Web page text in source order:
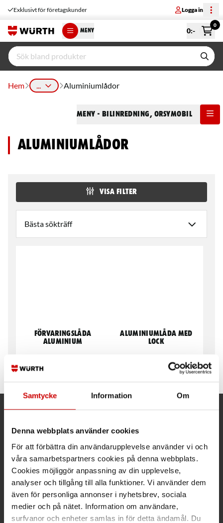
Samtycke Information Om
Denna webbplats använder cookies
För att förbättra din användarupplevelse använder vi och
våra samarbetspartners cookies på denna webbplats.
Cookies möjliggör anpassning av din upplevelse,
analyser och tillgång till alla funktioner. Vi använder dem
även för personliga annonser i nyhetsbrev, sociala
medier och på nätet. Information om användare,
surfvanor och enheter samlas in för detta ändamål. Du
Exklusivt för företagskunder Logga in
MENY 0:-
0
Hem ... Aluminiumlådor
Meny - Bilinredning, ORSYmobil
Aluminiumlådor
VISA FILTER
Förvaringslåda
Aluminium
temperaturbeständig
Aluminiumlåda med
lock
Ring kundsupport 019 - 35 10 30
Maila kundsupport@wuerth.se
Växel